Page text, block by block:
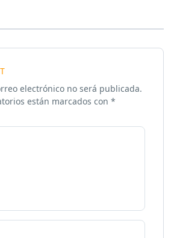
electrónico no será publicada.
están marcados con *